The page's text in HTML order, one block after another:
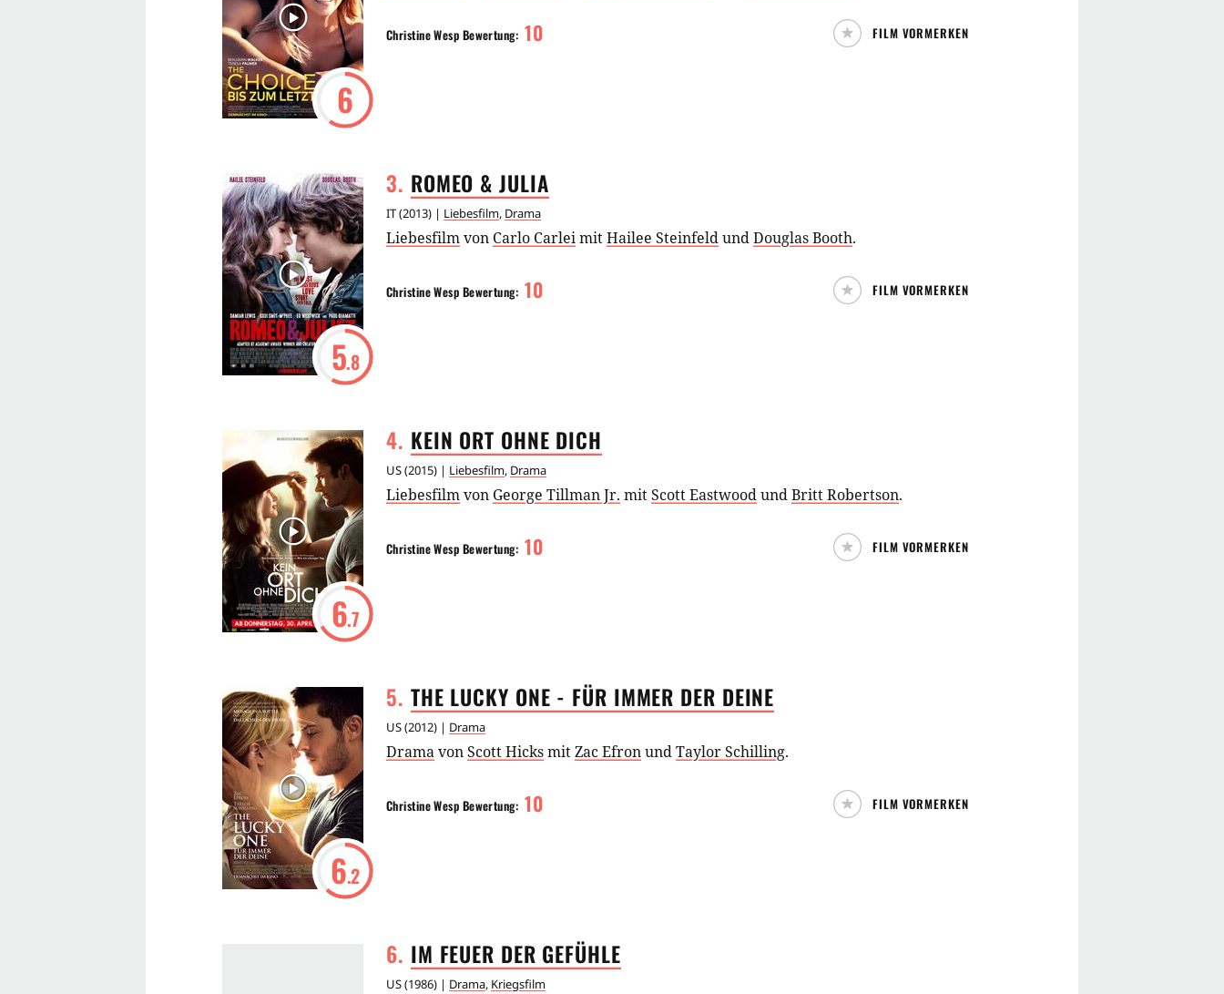
6
Christine Wesp Bewertung: 10 FILM VORMERKEN
3. ROMEO & JULIA
IT(2013) | Liebesfilm, Drama
5.8
Liebesfilmvon Carlo CarleimitHailee SteinfeldundDouglas Booth.
Christine Wesp Bewertung: 10 FILM VORMERKEN
4. KEIN ORT OHNE DICH
US(2015) | Liebesfilm, Drama
6.7
Liebesfilmvon George Tillman Jr. mitScott EastwoodundBritt Robertson.
Christine Wesp Bewertung: 10 FILM VORMERKEN
5. THE LUCKY ONE - FÜR IMMER DER DEINE
US(2012) | Drama
6.2
DramavonScott HicksmitZac EfronundTaylor Schilling.
Christine Wesp Bewertung: 10 FILM VORMERKEN
6. IM FEUER DER GEFÜHLE
US(1986) | Drama, Kriegsfilm